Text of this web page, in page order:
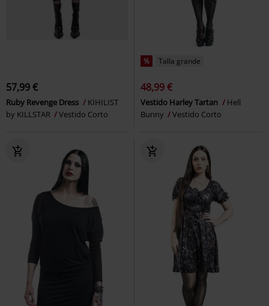
57,99 €
Ruby Revenge Dress
KIHILIST
by KILLSTAR
Vestido Corto
% Talla grande
48,99 €
Vestido Harley Tartan
Hell
Bunny
Vestido Corto